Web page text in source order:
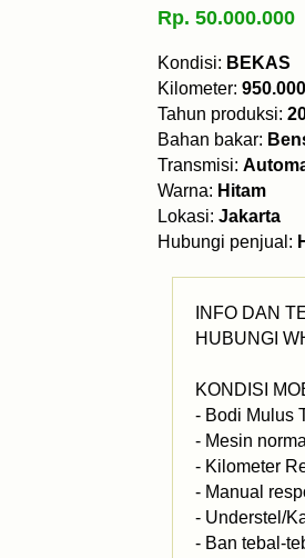
Rp. 50.000.000
Kondisi: BEKAS
Kilometer:
Tahun produksi:
Bahan bakar:
Transmisi:
Warna: Hitam
Lokasi: Jakarta
Hubungi penjual:
INFO DAN
HUBUNGI
KONDISI
- Bodi Mulus
- Mesin
- Kilometer
- Manual
- Understel/
- Ban tebal-